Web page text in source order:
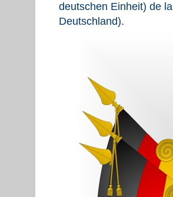
deutschen Einheit) de la
Deutschland).